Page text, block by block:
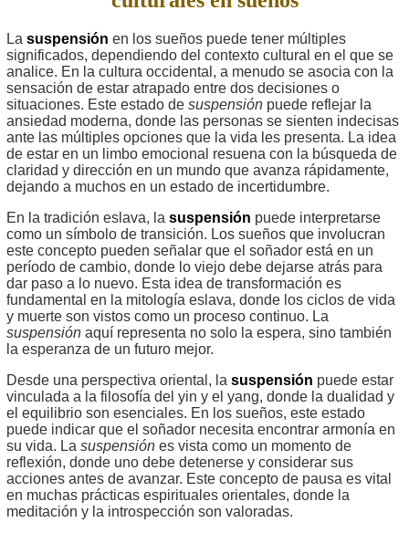
La suspensión en los sueños puede tener múltiples
significados, dependiendo del contexto cultural en el que se
analice. En la cultura occidental, a menudo se asocia con la
sensación de estar atrapado entre dos decisiones o
situaciones. Este estado de suspensión puede reflejar la
ansiedad moderna, donde las personas se sienten indecisas
ante las múltiples opciones que la vida les presenta. La idea
de estar en un limbo emocional resuena con la búsqueda de
claridad y dirección en un mundo que avanza rápidamente,
dejando a muchos en un estado de incertidumbre.
En la tradición eslava, la suspensión puede interpretarse
como un símbolo de transición. Los sueños que involucran
este concepto pueden señalar que el soñador está en un
período de cambio, donde lo viejo debe dejarse atrás para
dar paso a lo nuevo. Esta idea de transformación es
fundamental en la mitología eslava, donde los ciclos de vida
y muerte son vistos como un proceso continuo. La
suspensión aquí representa no solo la espera, sino también
la esperanza de un futuro mejor.
Desde una perspectiva oriental, la suspensión puede estar
vinculada a la filosofía del yin y el yang, donde la dualidad y
el equilibrio son esenciales. En los sueños, este estado
puede indicar que el soñador necesita encontrar armonía en
su vida. La suspensión es vista como un momento de
reflexión, donde uno debe detenerse y considerar sus
acciones antes de avanzar. Este concepto de pausa es vital
en muchas prácticas espirituales orientales, donde la
meditación y la introspección son valoradas.